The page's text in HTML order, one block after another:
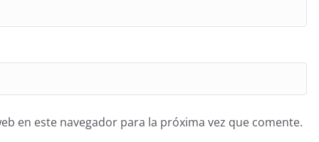
en este navegador para la próxima vez que comente.